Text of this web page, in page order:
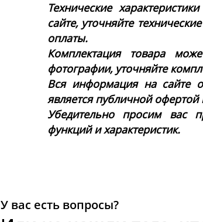
Технические
сайте, уточняйте
оплаты.
Комплектация товара
фотографии, уточняйте
Вся информация на сайте
является публичной офертой
Убедительно просим вас
функций и характеристик.
У вас есть вопросы?